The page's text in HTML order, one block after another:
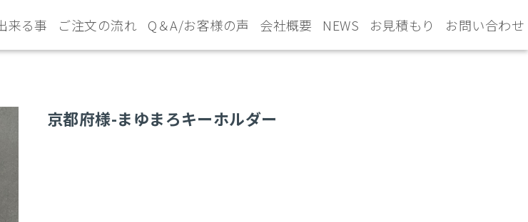
来る事 ご注文の流れ Q＆A/お客様の声 会社概要 NEWS お見積もり お問い合わせ
京都府様-まゆまろキーホルダー